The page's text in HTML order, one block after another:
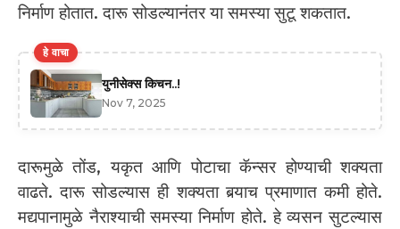
निर्माण होतात. दारू सोडल्यानंतर या समस्या सुटू शकतात.
हे वाचा
युनीसेक्स किचन..!
Nov 7, 2025
दारूमुळे तोंड, यकृत आणि पोटाचा कॅन्सर होण्याची शक्यता
वाढते. दारू सोडल्यास ही शक्यता बर्‍याच प्रमाणात कमी होते.
मद्यपानामुळे नैराश्याची समस्या निर्माण होते. हे व्यसन सुटल्यास